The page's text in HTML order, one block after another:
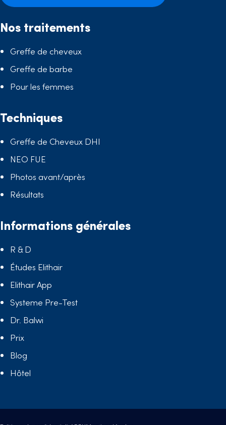
Nos traitements
Greffe de cheveux
Greffe de barbe
Pour les femmes
Techniques
Greffe de Cheveux DHI
NEO FUE
Photos avant/après
Résultats
Informations générales
R & D
Études Elithair
Elithair App
Systeme Pre-Test
Dr. Balwi
Prix
Blog
Hôtel